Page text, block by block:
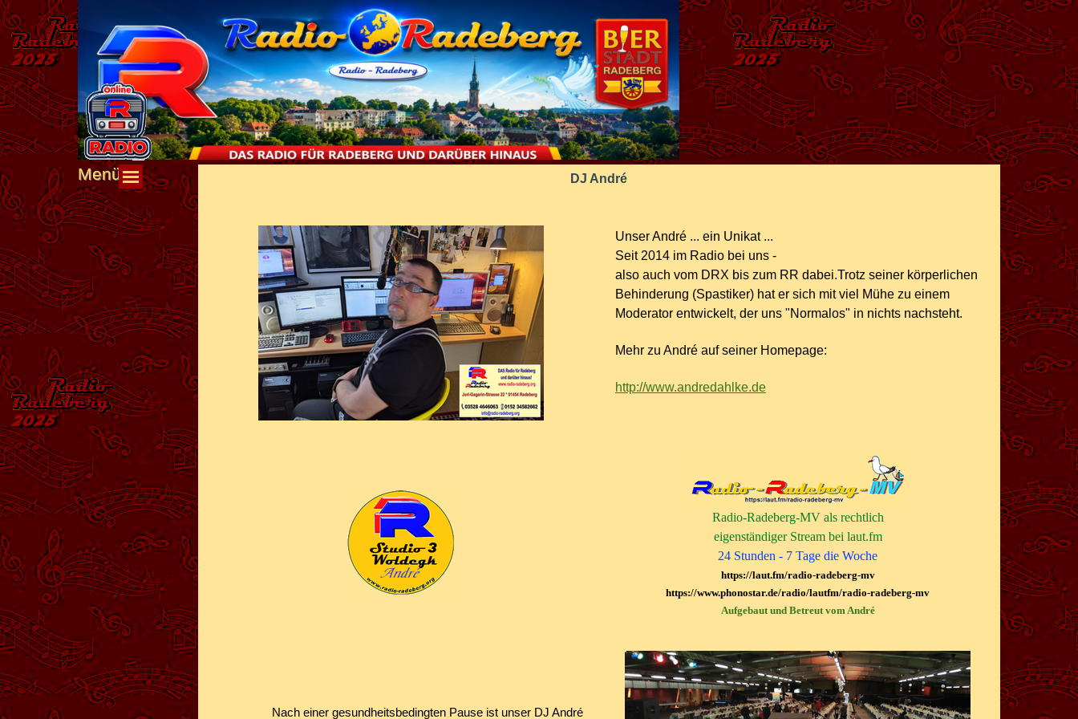
Direkt zum Seiteninhalt
Menü Menü überspringen
DJ André
Unser André ... ein Unikat ...
Seit 2014 im Radio bei uns -
also auch vom DRX bis zum RR dabei.Trotz seiner körperlichen
Behinderung (Spastiker) hat er sich mit viel Mühe zu einem
Moderator entwickelt, der uns "Normalos" in nichts nachsteht.
Mehr zu André auf seiner Homepage:
http://www.andredahlke.de
Radio-Radeberg-MV als rechtlich
eigenständiger Stream bei laut.fm
24 Stunden - 7 Tage die Woche
https://laut.fm/radio-radeberg-mv
https://www.phonostar.de/radio/lautfm/radio-radeberg-mv
Aufgebaut und Betreut vom André
Nach einer gesundheitsbedingten Pause ist unser DJ André